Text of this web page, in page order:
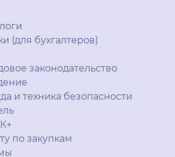
(для бухгалтеров)
законодательство
и техника безопасности
по закупкам